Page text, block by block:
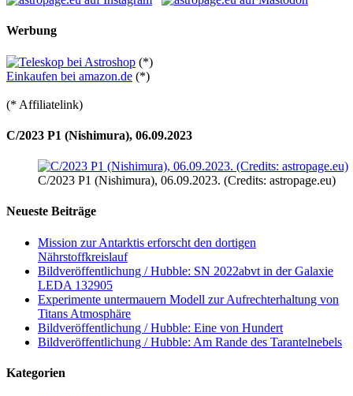
Werbung
(*)
Einkaufen bei amazon.de (*)
(* Affiliatelink)
C/2023 P1 (Nishimura), 06.09.2023
C/2023 P1 (Nishimura), 06.09.2023. (Credits: astropage.eu)
Neueste Beiträge
Mission zur Antarktis erforscht den dortigen
Nährstoffkreislauf
Bildveröffentlichung / Hubble: SN 2022abvt in der Galaxie
LEDA 132905
Experimente untermauern Modell zur Aufrechterhaltung von
Titans Atmosphäre
Bildveröffentlichung / Hubble: Eine von Hundert
Bildveröffentlichung / Hubble: Am Rande des Tarantelnebels
Kategorien